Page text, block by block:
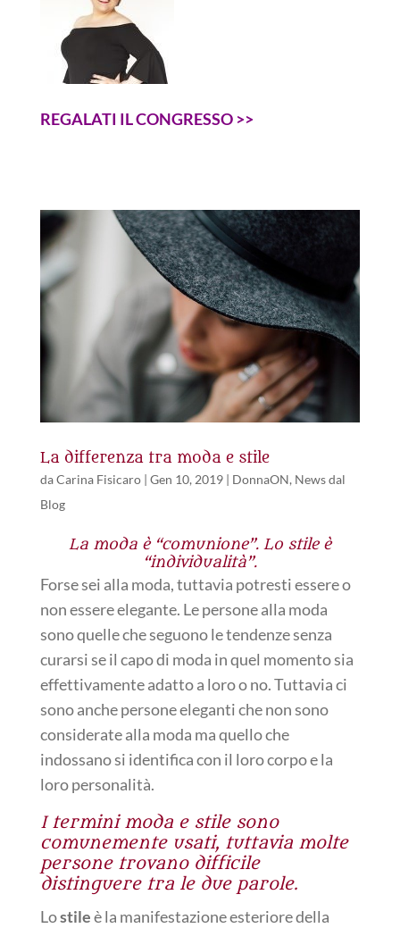
REGALATI IL CONGRESSO >>
La differenza tra moda e stile
daCarina Fisicaro| Gen 10, 2019| DonnaON, News dal
Blog
La moda è “comunione”. Lo stile è
“individualità”.
Forse sei alla moda, tuttavia potresti essere o
non essere elegante. Le persone alla moda
sono quelle che seguono le tendenze senza
curarsi se il capo di moda in quel momento sia
effettivamente adatto a loro o no. Tuttavia ci
sono anche persone eleganti che non sono
considerate alla moda ma quello che
indossano si identifica con il loro corpo e la
loro personalità.
I termini moda e stile sono
comunemente usati, tuttavia molte
persone trovano difficile
distinguere tra le due parole.
Lostileè la manifestazione esteriore della